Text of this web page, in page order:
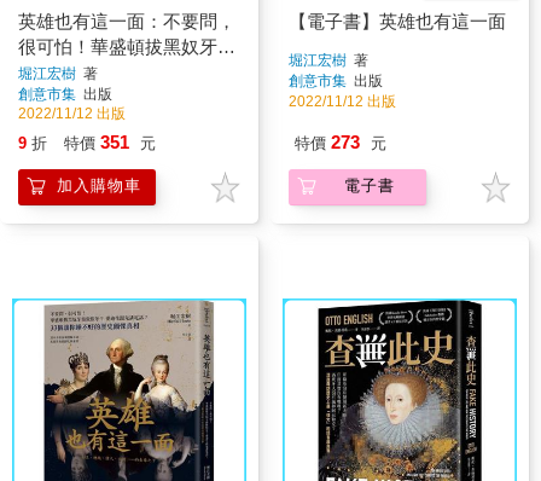
英雄也有這一面：不要問，
很可怕！華盛頓拔黑奴牙齒
做假牙？愛迪生跟鬼講電
話？33個讓你睡不好的歷史
顫慄真相
堀江宏樹 著
創意市集 出版
2022/11/12 出版
9 折 特價 351 元
加入購物車
【電子書】英雄也有這一面
堀江宏樹 著
創意市集 出版
2022/11/12 出版
特價 273 元
電子書